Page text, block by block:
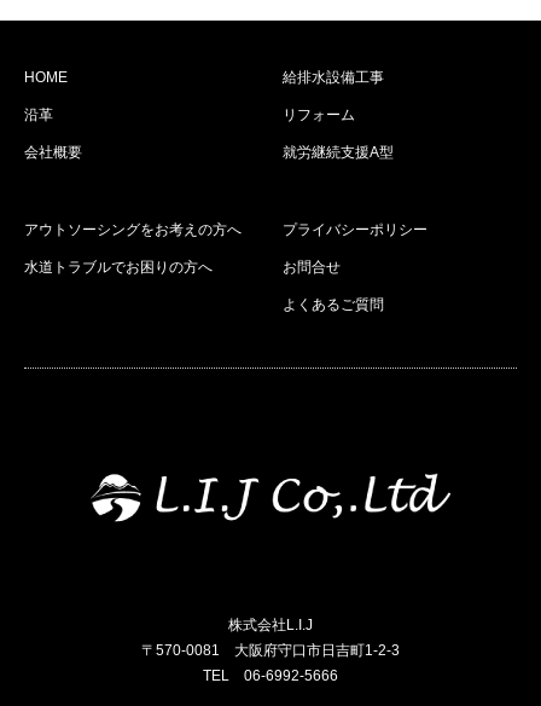
HOME
沿革
会社概要
給排水設備工事
リフォーム
就労継続支援A型
アウトソーシングをお考えの方へ
水道トラブルでお困りの方へ
プライバシーポリシー
お問合せ
よくあるご質問
株式会社L.I.J
〒570-0081 大阪府守口市日吉町1-2-3
TEL 06-6992-5666